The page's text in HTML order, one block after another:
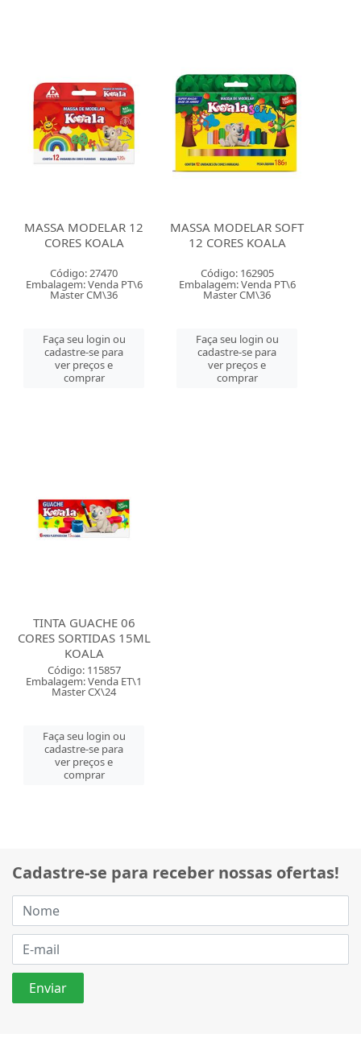
MASSA MODELAR 12
CORES KOALA
Código: 27470
Embalagem: Venda PT\6
Master CM\36
Faça seu login ou
cadastre-se para
ver preços e
comprar
MASSA MODELAR SOFT
12 CORES KOALA
Código: 162905
Embalagem: Venda PT\6
Master CM\36
Faça seu login ou
cadastre-se para
ver preços e
comprar
TINTA GUACHE 06
CORES SORTIDAS 15ML
KOALA
Código: 115857
Embalagem: Venda ET\1
Master CX\24
Faça seu login ou
cadastre-se para
ver preços e
comprar
Cadastre-se para receber nossas ofertas!